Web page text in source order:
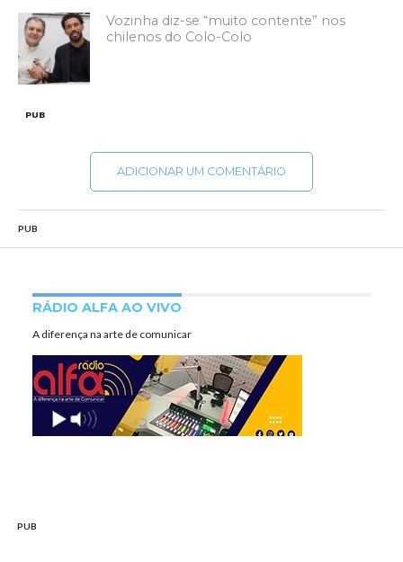
Vozinha diz-se “muito contente” nos
chilenos do Colo-Colo
PUB
ADICIONAR UM COMENTÁRIO
PUB
RÁDIO ALFA AO VIVO
A diferença na arte de comunicar
PUB